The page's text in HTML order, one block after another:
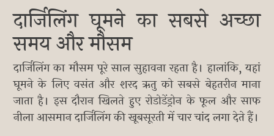
दार्जिलिंग घूमने का सबसे अच्छा
समय और मौसम
दार्जिलिंग का मौसम पूरे साल सुहावना रहता है। हालांकि, यहां
घूमने के लिए वसंत और शरद ऋतु को सबसे बेहतरीन माना
जाता है। इस दौरान खिलते हुए रोडोडेंड्रोन के फूल और साफ
नीला आसमान दार्जिलिंग की खूबसूरती में चार चांद लगा देते हैं।